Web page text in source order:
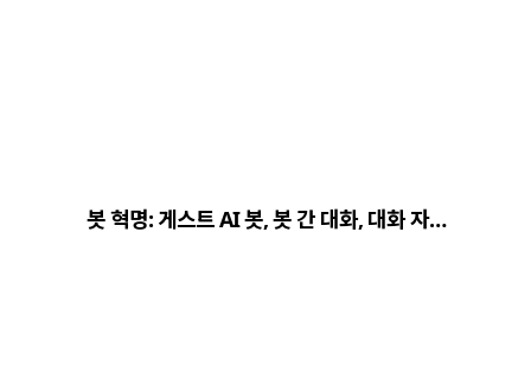
봇 혁명: 게스트 AI 봇, 봇 간 대화, 대화 자…